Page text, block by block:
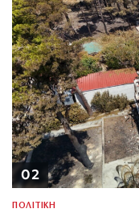
02
ΠΟΛΙΤΙΚΗ